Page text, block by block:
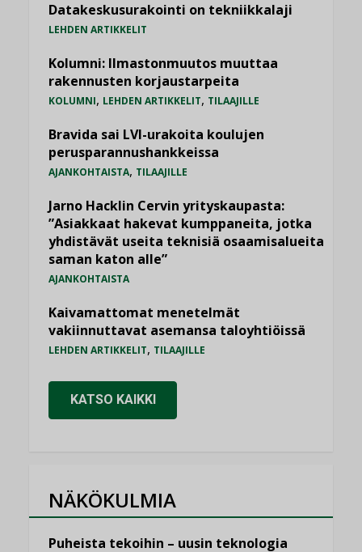
Datakeskusurakointi on tekniikkalaji
LEHDEN ARTIKKELIT
Kolumni: Ilmastonmuutos muuttaa
rakennusten korjaustarpeita
KOLUMNI, LEHDEN ARTIKKELIT, TILAAJILLE
Bravida sai LVI-urakoita koulujen
perusparannushankkeissa
AJANKOHTAISTA, TILAAJILLE
Jarno Hacklin Cervin yrityskaupasta:
”Asiakkaat hakevat kumppaneita, jotka
yhdistävät useita teknisiä osaamisalueita
saman katon alle”
AJANKOHTAISTA
Kaivamattomat menetelmät
vakiinnuttavat asemansa taloyhtiöissä
LEHDEN ARTIKKELIT, TILAAJILLE
KATSO KAIKKI
NÄKÖKULMIA
Puheista tekoihin – uusin teknologia